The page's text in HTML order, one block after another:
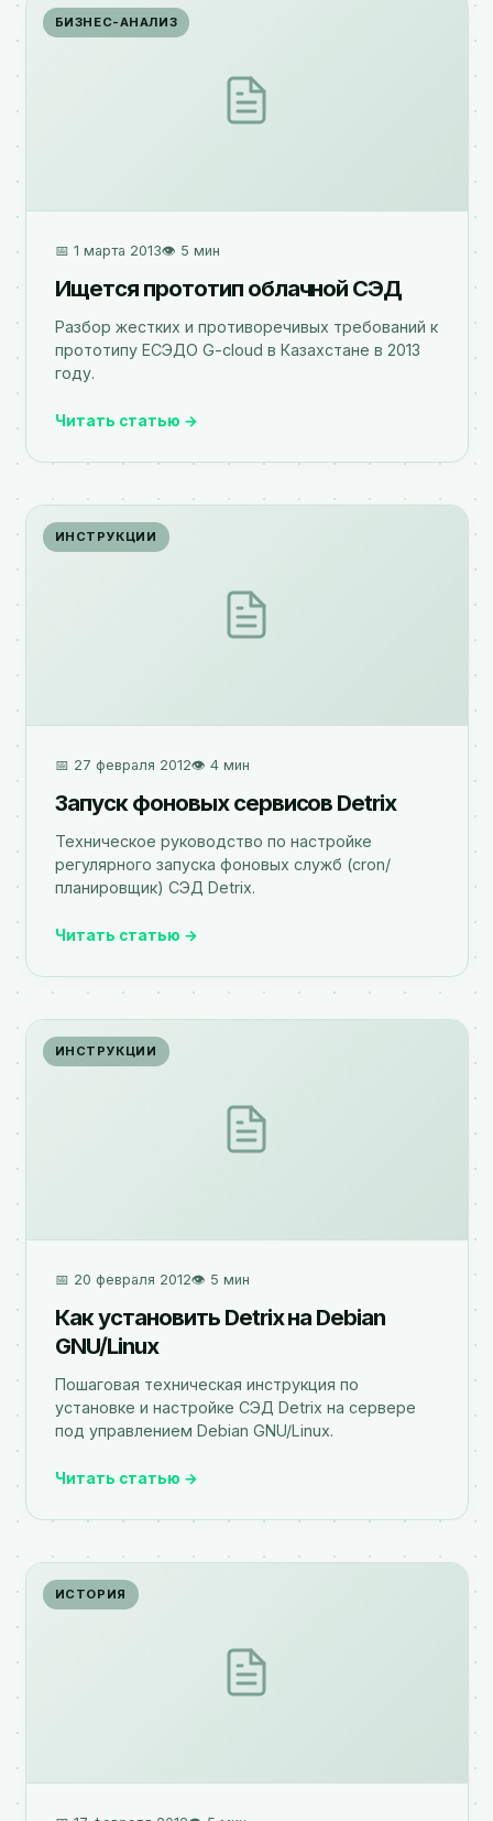
БИЗНЕС-АНАЛИЗ
📅 1 марта 2013👁️ 5 мин
Ищется прототип облачной СЭД
Разбор жестких и противоречивых требований к
прототипу ЕСЭДО G-cloud в Казахстане в 2013
году.
Читать статью →
ИНСТРУКЦИИ
📅 27 февраля 2012👁️ 4 мин
Запуск фоновых сервисов Detrix
Техническое руководство по настройке
регулярного запуска фоновых служб (cron/
планировщик) СЭД Detrix.
Читать статью →
ИНСТРУКЦИИ
📅 20 февраля 2012👁️ 5 мин
Как установить Detrix на Debian
GNU/Linux
Пошаговая техническая инструкция по
установке и настройке СЭД Detrix на сервере
под управлением Debian GNU/Linux.
Читать статью →
ИСТОРИЯ